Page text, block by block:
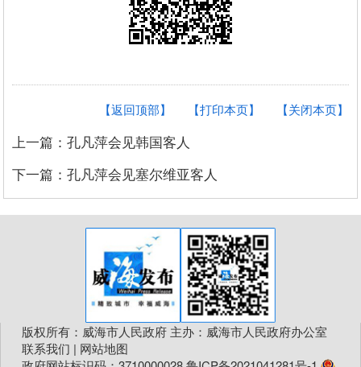
【关闭本页】
【打印本页】
【返回顶部】
上一篇：孔凡萍会见韩国客人
下一篇：孔凡萍会见塞尔维亚客人
版权所有：威海市人民政府 主办：威海市人民政府办公室
联系我们 | 网站地图